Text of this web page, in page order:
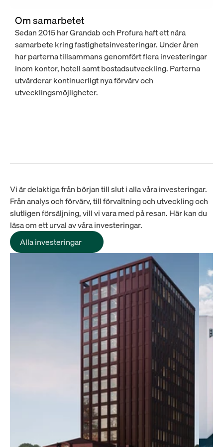
Om samarbetet
Sedan 2015 har Grandab och Profura haft ett nära
samarbete kring fastighetsinvesteringar. Under åren
har parterna tillsammans genomfört flera investeringar
inom kontor, hotell samt bostadsutveckling. Parterna
utvärderar kontinuerligt nya förvärv och
utvecklingsmöjligheter.
Vi är delaktiga från början till slut i alla våra investeringar.
Från analys och förvärv, till förvaltning och utveckling och
slutligen försäljning, vill vi vara med på resan. Här kan du
läsa om ett urval av våra investeringar.
Alla investeringar